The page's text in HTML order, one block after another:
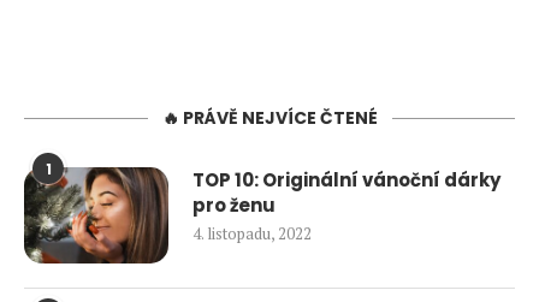
🔥 PRÁVĚ NEJVÍCE ČTENÉ
1
TOP 10: Originální vánoční dárky
pro ženu
4. listopadu, 2022